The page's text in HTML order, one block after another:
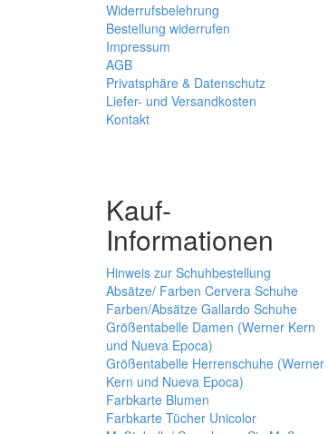
Widerrufsbelehrung
Bestellung widerrufen
Impressum
AGB
Privatsphäre & Datenschutz
Liefer- und Versandkosten
Kontakt
Kauf-
Informationen
Hinweis zur Schuhbestellung
Absätze/ Farben Cervera Schuhe
Farben/Absätze Gallardo Schuhe
Größentabelle Damen (Werner Kern
und Nueva Epoca)
Größentabelle Herrenschuhe (Werner
Kern und Nueva Epoca)
Farbkarte Blumen
Farbkarte Tücher Unicolor